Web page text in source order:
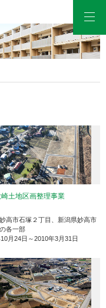
土地区画整理事業
高市石塚２丁目、新潟県妙高市
各一部
月24日～2010年3月31日